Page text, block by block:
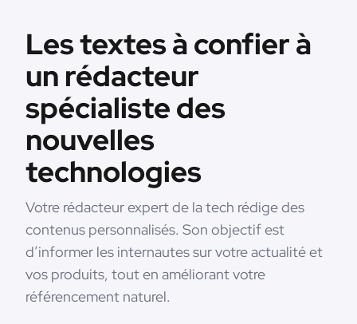
Les textes à confier à
un rédacteur
spécialiste des
nouvelles
technologies
Votre rédacteur expert de la tech rédige des
contenus personnalisés. Son objectif est
d’informer les internautes sur votre actualité et
vos produits, tout en améliorant votre
référencement naturel.